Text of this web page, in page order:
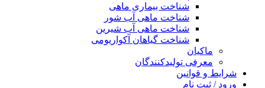
شناخت بیماری ماهی
شناخت ماهی آب شور
شناخت ماهی آب شیرین
شناخت گیاهان آکواریومی
ماکیان
معرفی تولیدکنندگان
شرایط و قوانین
ورود / ثبت نام